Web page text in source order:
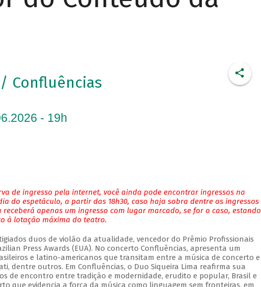
/ Confluências
- 19h
de ingresso pela internet, você ainda pode encontrar ingressos na
do espetáculo, a partir das 18h30, caso haja sobra dentre os ingressos
apenas um ingresso com lugar marcado, se for o caso, estando
à lotação máxima do teatro.
duos de violão da atualidade, vencedor do Prêmio Profissionais
Press Awards (EUA). No concerto Confluências, apresenta um
e latino-americanos que transitam entre a música de concerto e
dentre outros. Em Confluências, o Duo Siqueira Lima reafirma sua
de encontro entre tradição e modernidade, erudito e popular, Brasil e